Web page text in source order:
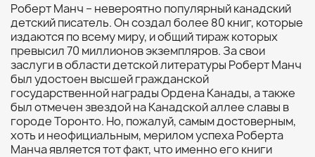
Роберт Манч – невероятно популярный канадский
детский писатель. Он создал более 80 книг, которые
издаются по всему миру, и общий тираж которых
превысил 70 миллионов экземпляров. За свои
заслуги в области детской литературы Роберт Манч
был удостоен высшей гражданской
государственной награды Ордена Канады, а также
был отмечен звездой на Канадской аллее славы в
городе Торонто. Но, пожалуй, самым достоверным,
хоть и неофициальным, мерилом успеха Роберта
Манча является тот факт, что именно его книги